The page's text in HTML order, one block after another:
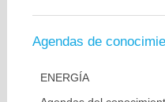
Agendas de
ENERGÍA